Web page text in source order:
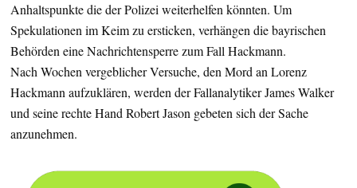
Anhaltspunkte die der Polizei weiterhelfen könnten. Um
Spekulationen im Keim zu ersticken, verhängen die bayrischen
Behörden eine Nachrichtensperre zum Fall Hackmann.
Nach Wochen vergeblicher Versuche, den Mord an Lorenz
Hackmann aufzuklären, werden der Fallanalytiker James Walker
und seine rechte Hand Robert Jason gebeten sich der Sache
anzunehmen.